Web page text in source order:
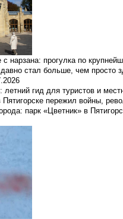
с нарзана: прогулка по
стал больше, чем просто
гид для туристов и
Пятигорске пережил войны,
парк «Цветник» в